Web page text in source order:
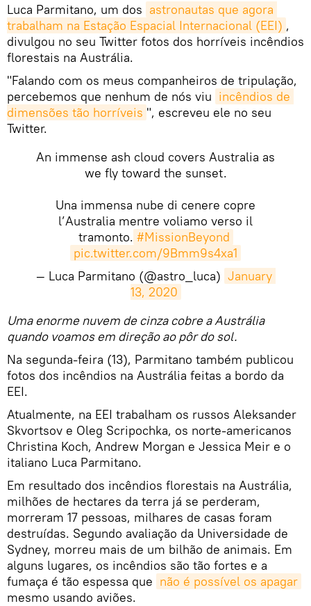
Luca Parmitano, um dos astronautas que agora
trabalham na Estação Espacial Internacional (EEI) ,
divulgou no seu Twitter fotos dos horríveis incêndios
florestais na Austrália.
"Falando com os meus companheiros de tripulação,
percebemos que nenhum de nós viu incêndios de
dimensões tão horríveis ", escreveu ele no seu
Twitter.
An immense ash cloud covers Australia as
we fly toward the sunset.
Una immensa nube di cenere copre
l’Australia mentre voliamo verso il
tramonto. #MissionBeyond
pic.twitter.com/9Bmm9s4xa1
— Luca Parmitano (@astro_luca) January
13, 2020
Uma enorme nuvem de cinza cobre a Austrália
quando voamos em direção ao pôr do sol.
Na segunda-feira (13), Parmitano também publicou
fotos dos incêndios na Austrália feitas a bordo da
EEI.
Atualmente, na EEI trabalham os russos Aleksander
Skvortsov e Oleg Scripochka, os norte-americanos
Christina Koch, Andrew Morgan e Jessica Meir e o
italiano Luca Parmitano.
Em resultado dos incêndios florestais na Austrália,
milhões de hectares da terra já se perderam,
morreram 17 pessoas, milhares de casas foram
destruídas. Segundo avaliação da Universidade de
Sydney, morreu mais de um bilhão de animais. Em
alguns lugares, os incêndios são tão fortes e a
fumaça é tão espessa que não é possível os apagar
mesmo usando aviões.